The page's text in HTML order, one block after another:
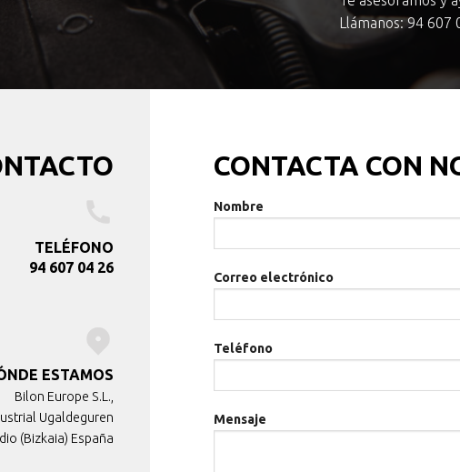
Llámanos: 94 607
TELÉFONO
94 607 04 26
ESTAMOS
Bilon Europe S.L.,
Ugaldeguren
(Bizkaia) España
CONTACTA CON
Nombre
Correo electrónico
Teléfono
Mensaje